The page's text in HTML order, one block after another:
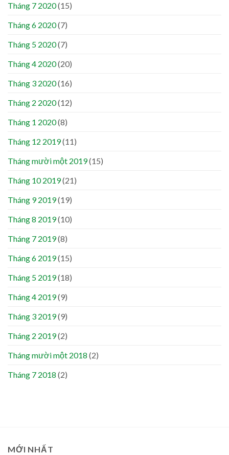
Tháng 7 2020(15)
Tháng 6 2020(7)
Tháng 5 2020(7)
Tháng 4 2020(20)
Tháng 3 2020(16)
Tháng 2 2020(12)
Tháng 1 2020(8)
Tháng 12 2019(11)
Tháng mười một 2019(15)
Tháng 10 2019(21)
Tháng 9 2019(19)
Tháng 8 2019(10)
Tháng 7 2019(8)
Tháng 6 2019(15)
Tháng 5 2019(18)
Tháng 4 2019(9)
Tháng 3 2019(9)
Tháng 2 2019(2)
Tháng mười một 2018 (2)
Tháng 7 2018 (2)
MỚI NHẤT